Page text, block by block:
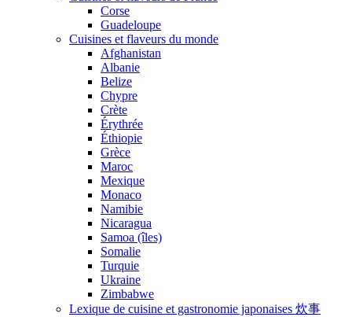
Corse
Guadeloupe
Cuisines et flaveurs du monde
Afghanistan
Albanie
Belize
Chypre
Crète
Érythrée
Éthiopie
Grèce
Maroc
Mexique
Monaco
Namibie
Nicaragua
Samoa (îles)
Somalie
Turquie
Ukraine
Zimbabwe
Lexique de cuisine et gastronomie japonaises 炊事